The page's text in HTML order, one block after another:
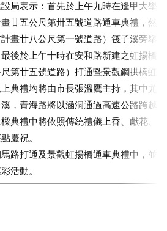
表示：首先於上午九時在逢甲大學東
廿五公尺第卅五號道路通車典禮，然
計畫廿八公尺第一號道路）筏子溪旁舉
後於上午十時在安和路新建之虹揚橋
第廿五號道路）打通暨景觀鋼拱橋虹
禮均將由市長張溫鷹主持，其中尤以
，青海路將以涵洞通過高速公路跨越
典禮中將依照傳統禮儀上香、獻花、
慶祝。
打通及景觀虹揚橋通車典禮中，並將
活動。